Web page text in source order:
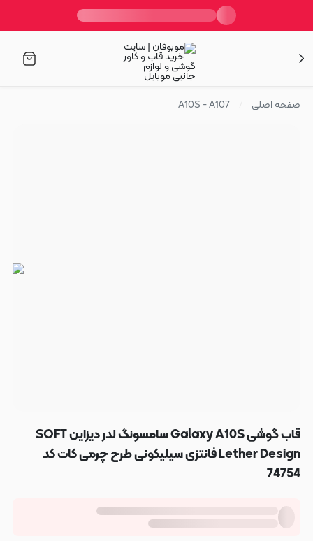
صفحه اصلی A10S - A107
قاب گوشی Galaxy A10S سامسونگ لدر دیزاین SOFT
Lether Design فانتزی سیلیکونی طرح چرمی کات کد
74754